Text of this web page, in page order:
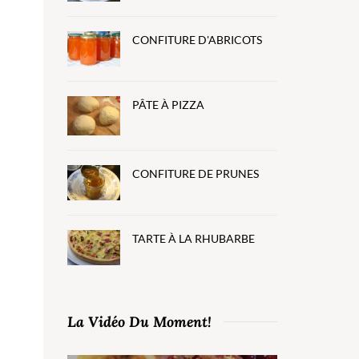
CONFITURE D'ABRICOTS
PÂTE À PIZZA
CONFITURE DE PRUNES
TARTE À LA RHUBARBE
La Vidéo Du Moment!